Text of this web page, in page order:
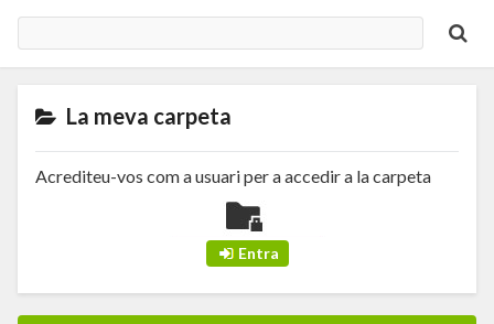
La meva carpeta
Acrediteu-vos com a usuari per a accedir a la carpeta